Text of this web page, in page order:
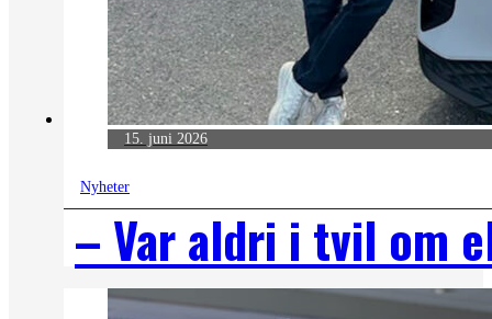
15. juni 2026
Nyheter
– Var aldri i tvil om